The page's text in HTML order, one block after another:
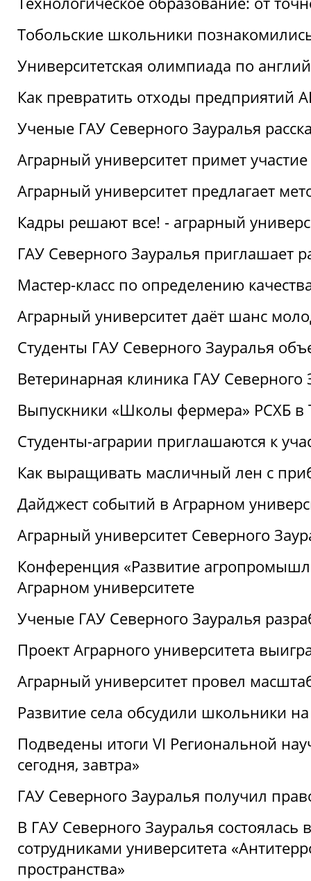
Тобольские школьники
Университетская олимпиада по
Как превратить отходы предприятий
Ученые ГАУ Северного Зауралья
Аграрный университет примет
Аграрный университет предлагает
Кадры решают все! - аграрный
ГАУ Северного Зауралья приглашает
Мастер-класс по определению
Аграрный университет даёт шанс
Студенты ГАУ Северного Зауралья
Ветеринарная клиника ГАУ Северного
Выпускники «Школы фермера» РСХБ
Студенты-аграрии приглашаются к
Как выращивать масличный лен с
Дайджест событий в Аграрном
Аграрный университет Северного
Конференция «Развитие
Аграрном университете
Ученые ГАУ Северного Зауралья
Проект Аграрного университета
Аграрный университет провел
Развитие села обсудили школьники
Подведены итоги VI Региональной
сегодня, завтра»
ГАУ Северного Зауралья получил
В ГАУ Северного Зауралья состоялась
сотрудниками университета
пространства»